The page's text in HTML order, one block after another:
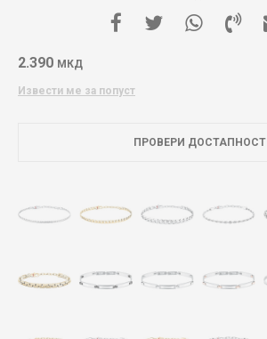
2.390 МКД
Извести ме за попуст
ПРОВЕРИ ДОСТАПНОСТ